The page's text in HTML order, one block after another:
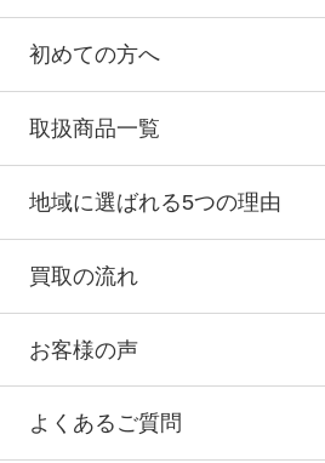
初めての方へ
取扱商品一覧
地域に選ばれる5つの理由
買取の流れ
お客様の声
よくあるご質問